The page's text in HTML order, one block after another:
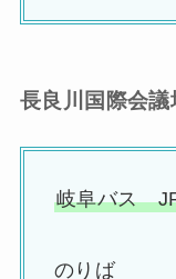
長良川国際会
岐阜バス
のりば